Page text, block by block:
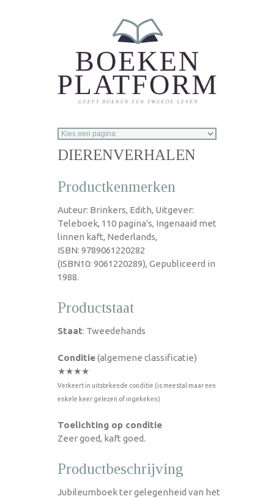
DIERENVERHALEN
Productkenmerken
Auteur: Brinkers, Edith, Uitgever:
Teleboek, 110 pagina's, Ingenaaid met
linnen kaft, Nederlands,
ISBN: 9789061220282
(ISBN10: 9061220289), Gepubliceerd in
1988.
Productstaat
Staat: Tweedehands
Conditie(algemene classificatie)
★★★★
Verkeert in uitstekende conditie (is meestal maar een
enkele keer gelezen of ingekeken)
Toelichting op conditie
Zeer goed, kaft goed.
Productbeschrijving
Jubileumboek ter gelegenheid van het